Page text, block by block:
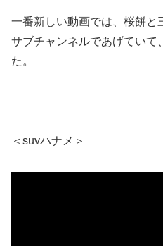
一番新しい動画では、桜餅と
サブチャンネルであげていて
た。
＜suvハナメ＞